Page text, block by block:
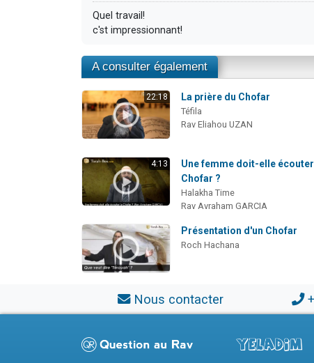
Quel travail!
c'st impressionnant!
A consulter également
22:18 La prière du Chofar
Téfila
Rav Eliahou UZAN
4:13
Une femme doit-elle
Chofar ?
Halakha Time
Rav Avraham GARCIA
Présentation d'un Chofar
Roch Hachana
Nous contacter